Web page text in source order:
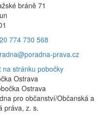
bráně 71
774 730 568
prava.cz
na stránku pobočky
Ostrava
pro občanství/Občanská a
práva, z. s.